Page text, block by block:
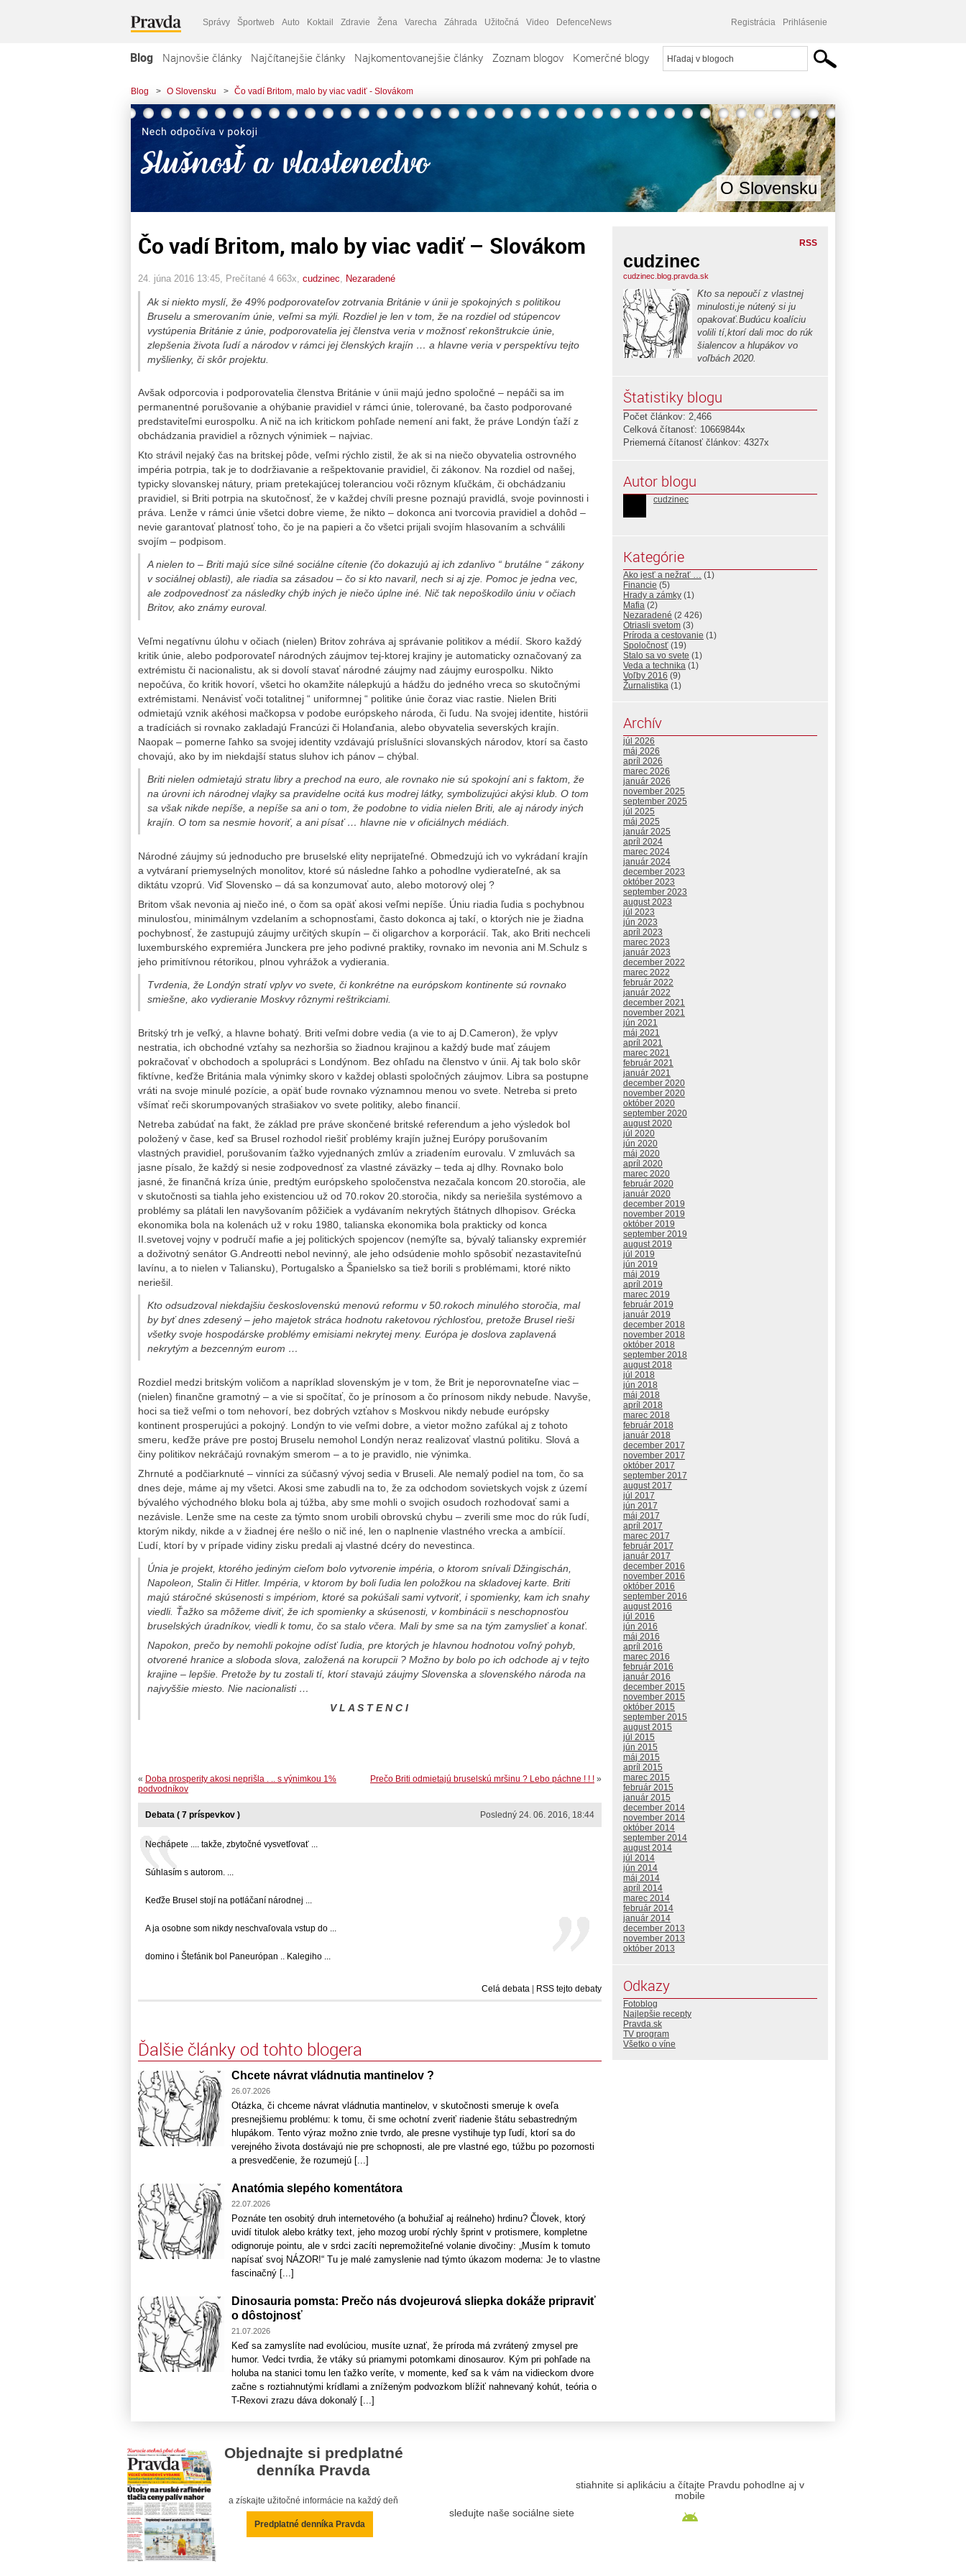
Správy Športweb Auto Koktail Zdravie Žena Varecha Záhrada Užitočná Video DefenceNews Registrácia Prihlásenie
Blog Najnovšie články Najčítanejšie články Najkomentovanejšie články Zoznam blogov Komerčné blogy
Blog > O Slovensku > Čo vadí Britom, malo by viac vadiť - Slovákom
O Slovensku
Čo vadí Britom, malo by viac vadiť – Slovákom
24. júna 2016 13:45 , Prečítané 4 663x, cudzinec Nezaradené
Ak si niekto myslí, že 49% podporovateľov zotrvania Británie v únii je spokojných s politikou
Bruselu a smerovaním únie, veľmi sa mýli. Rozdiel je len v tom, že na rozdiel od stúpencov
vystúpenia Británie z únie, podporovatelia jej členstva veria v možnosť rekonštrukcie únie,
zlepšenia života ľudí a národov v rámci jej členských krajín … a hlavne veria v perspektívu tejto
myšlienky, či skôr projektu.
Avšak odporcovia i podporovatelia členstva Británie v únii majú jedno spoločné – nepáči sa im
permanentné porušovanie a ohýbanie pravidiel v rámci únie, tolerované, ba často podporované
predstaviteľmi eurospolku. A nič na ich kritickom pohľade nemení ani fakt, že práve Londýn ťaží z
obchádzania pravidiel a rôznych výnimiek – najviac.
Kto strávil nejaký čas na britskej pôde, veľmi rýchlo zistil, že ak si na niečo obyvatelia ostrovného
impéria potrpia, tak je to dodržiavanie a rešpektovanie pravidiel, či zákonov. Na rozdiel od našej,
typicky slovanskej nátury, priam pretekajúcej toleranciou voči rôznym kľučkám, či obchádzaniu
pravidiel, si Briti potrpia na skutočnosť, že v každej chvíli presne poznajú pravidlá, svoje povinnosti i
práva. Lenže v rámci únie všetci dobre vieme, že nikto – dokonca ani tvorcovia pravidiel a dohôd –
nevie garantovať platnosť toho, čo je na papieri a čo všetci prijali svojím hlasovaním a schválili
svojím – podpisom.
A nielen to – Briti majú síce silné sociálne cítenie (čo dokazujú aj ich zdanlivo “ brutálne “ zákony
v sociálnej oblasti), ale riadia sa zásadou – čo si kto navaril, nech si aj zje. Pomoc je jedna vec,
ale zodpovednosť za následky chýb iných je niečo úplne iné. Nič tak nepoškodilo úniu v očiach
Britov, ako známy euroval.
Veľmi negatívnu úlohu v očiach (nielen) Britov zohráva aj správanie politikov a médií. Skoro každý
kritik únie, alebo podporovateľ národných záujmov tej-ktorej krajiny je automaticky označovaný za
extrémistu či nacionalistu, ak si dovolí stavať národné záujmy nad záujmy eurospolku. Nikto
nepočúva, čo kritik hovorí, všetci ho okamžite nálepkujú a hádžu do jedného vreca so skutočnými
extrémistami. Nenávisť voči totalitnej “ uniformnej “ politike únie čoraz viac rastie. Nielen Briti
odmietajú vznik akéhosi mačkopsa v podobe európskeho národa, či ľudu. Na svojej identite, histórii
a tradíciách si rovnako zakladajú Francúzi či Holanďania, alebo obyvatelia severských krajín.
Naopak – pomerne ľahko sa svojej identity vzdávajú príslušníci slovanských národov, ktorí sa často
chovajú, ako by im niekdajší status sluhov ich pánov – chýbal.
Briti nielen odmietajú stratu libry a prechod na euro, ale rovnako nie sú spokojní ani s faktom, že
na úrovni ich národnej vlajky sa pravidelne ocitá kus modrej látky, symbolizujúci akýsi klub. O tom
sa však nikde nepíše, a nepíše sa ani o tom, že podobne to vidia nielen Briti, ale aj národy iných
krajín. O tom sa nesmie hovoriť, a ani písať … hlavne nie v oficiálnych médiách.
Národné záujmy sú jednoducho pre bruselské elity neprijateľné. Obmedzujú ich vo vykrádaní krajín
a vytváraní priemyselných monolitov, ktoré sú následne ľahko a pohodlne vydierateľné, ak sa
diktátu vzoprú. Viď Slovensko – dá sa konzumovať auto, alebo motorový olej ?
Britom však nevonia aj niečo iné, o čom sa opäť akosi veľmi nepíše. Úniu riadia ľudia s pochybnou
minulosťou, minimálnym vzdelaním a schopnosťami, často dokonca aj takí, o ktorých nie je žiadna
pochybnosť, že zastupujú záujmy určitých skupín – či oligarchov a korporácií. Tak, ako Briti nechceli
luxemburského expremiéra Junckera pre jeho podivné praktiky, rovnako im nevonia ani M.Schulz s
jeho primitívnou rétorikou, plnou vyhrážok a vydierania.
Tvrdenia, že Londýn stratí vplyv vo svete, či konkrétne na európskom kontinente sú rovnako
smiešne, ako vydieranie Moskvy rôznymi reštrikciami.
Britský trh je veľký, a hlavne bohatý. Briti veľmi dobre vedia (a vie to aj D.Cameron), že vplyv
nestratia, ich obchodné vzťahy sa nezhoršia so žiadnou krajinou a každý bude mať záujem
pokračovať v obchodoch a spolupráci s Londýnom. Bez ohľadu na členstvo v únii. Aj tak bolo skôr
fiktívne, keďže Británia mala výnimky skoro v každej oblasti spoločných záujmov. Libra sa postupne
vráti na svoje minulé pozície, a opäť bude rovnako významnou menou vo svete. Netreba si preto
všímať reči skorumpovaných strašiakov vo svete politiky, alebo financií.
Netreba zabúdať na fakt, že základ pre práve skončené britské referendum a jeho výsledok bol
položený v čase, keď sa Brusel rozhodol riešiť problémy krajín južnej Európy porušovaním
vlastných pravidiel, porušovaním ťažko vyjednaných zmlúv a zriadením eurovalu. V zmluvách sa
jasne písalo, že každý si nesie zodpovednosť za vlastné záväzky – teda aj dlhy. Rovnako bolo
jasné, že finančná kríza únie, predtým európskeho spoločenstva nezačala koncom 20.storočia, ale
v skutočnosti sa tiahla jeho existenciou už od 70.rokov 20.storočia, nikdy sa neriešila systémovo a
problémy sa plátali len navyšovaním pôžičiek a vydávaním nekrytých štátnych dlhopisov. Grécka
ekonomika bola na kolenách už v roku 1980, talianska ekonomika bola prakticky od konca
II.svetovej vojny v područí mafie a jej politických spojencov (nemýľte sa, bývalý taliansky expremiér
a doživotný senátor G.Andreotti nebol nevinný, ale jeho odsúdenie mohlo spôsobiť nezastaviteľnú
lavínu, a to nielen v Taliansku), Portugalsko a Španielsko sa tiež borili s problémami, ktoré nikto
neriešil.
Kto odsudzoval niekdajšiu československú menovú reformu v 50.rokoch minulého storočia, mal
by byť dnes zdesený – jeho majetok stráca hodnotu raketovou rýchlosťou, pretože Brusel rieši
všetky svoje hospodárske problémy emisiami nekrytej meny. Európa je doslova zaplavená
nekrytým a bezcenným eurom …
Rozdiel medzi britským voličom a napríklad slovenským je v tom, že Brit je neporovnateľne viac –
(nielen) finančne gramotný – a vie si spočítať, čo je prínosom a čo prínosom nikdy nebude. Navyše,
hoci sa tiež veľmi o tom nehovorí, bez dobrých vzťahov s Moskvou nikdy nebude európsky
kontinent prosperujúci a pokojný. Londýn to vie veľmi dobre, a vietor možno zafúkal aj z tohoto
smeru, keďže práve pre postoj Bruselu nemohol Londýn neraz realizovať vlastnú politiku. Slová a
činy politikov nekráčajú rovnakým smerom – a to je pravidlo, nie výnimka.
Zhrnuté a podčiarknuté – vinníci za súčasný vývoj sedia v Bruseli. Ale nemalý podiel na tom, čo sa
dnes deje, máme aj my všetci. Akosi sme zabudli na to, že za odchodom sovietskych vojsk z území
bývalého východného bloku bola aj túžba, aby sme mohli o svojich osudoch rozhodovať sami a
nezávisle. Lenže sme na ceste za týmto snom urobili obrovskú chybu – zverili sme moc do rúk ľudí,
ktorým nikdy, nikde a v žiadnej ére nešlo o nič iné, len o naplnenie vlastného vrecka a ambícií.
Ľudí, ktorí by v prípade vidiny zisku predali aj vlastné dcéry do nevestinca.
Únia je projekt, ktorého jediným cieľom bolo vytvorenie impéria, o ktorom snívali Džingischán,
Napoleon, Stalin či Hitler. Impéria, v ktorom by boli ľudia len položkou na skladovej karte. Briti
majú stáročné skúsenosti s impériom, ktoré sa pokúšali sami vytvoriť, i spomienky, kam ich snahy
viedli. Ťažko sa môžeme diviť, že ich spomienky a skúsenosti, v kombinácii s neschopnosťou
bruselských úradníkov, viedli k tomu, čo sa stalo včera. Mali by sme sa na tým zamyslieť a konať.
Napokon, prečo by nemohli pokojne odísť ľudia, pre ktorých je hlavnou hodnotou voľný pohyb,
otvorené hranice a sloboda slova, založená na korupcii ? Možno by bolo po ich odchode aj v tejto
krajine – lepšie. Pretože by tu zostali tí, ktorí stavajú záujmy Slovenska a slovenského národa na
najvyššie miesto. Nie nacionalisti …
V L A S T E N C I
Prečo Briti odmietajú bruselskú mršinu ? Lebo páchne ! ! ! »
« Doba prosperity akosi neprišla . .. s výnimkou 1%
podvodníkov
Posledný 24. 06. 2016, 18:44
Debata ( 7 príspevkov )
Nechápete .... takže, zbytočné vysvetľovať ...
Súhlasím s autorom. ...
Keďže Brusel stojí na potláčaní národnej ...
A ja osobne som nikdy neschvaľovala vstup do ...
domino i Štefánik bol Paneurópan .. Kalegiho ...
Celá debata | RSS tejto debaty
Ďalšie články od tohto blogera
Chcete návrat vládnutia mantinelov ?
26.07.2026
Otázka, či chceme návrat vládnutia mantinelov, v skutočnosti smeruje k oveľa
presnejšiemu problému: k tomu, či sme ochotní zveriť riadenie štátu sebastredným
hlupákom. Tento výraz možno znie tvrdo, ale presne vystihuje typ ľudí, ktorí sa do
verejného života dostávajú nie pre schopnosti, ale pre vlastné ego, túžbu po pozornosti
a presvedčenie, že rozumejú [...]
Anatómia slepého komentátora
22.07.2026
Poznáte ten osobitý druh internetového (a bohužiaľ aj reálneho) hrdinu? Človek, ktorý
uvidí titulok alebo krátky text, jeho mozog urobí rýchly šprint v protismere, kompletne
odignoruje pointu, ale v srdci zacíti nepremožiteľné volanie divočiny: „Musím k tomuto
napísať svoj NÁZOR!“ Tu je malé zamyslenie nad týmto úkazom moderna: Je to vlastne
fascinačný [...]
Dinosauria pomsta: Prečo nás dvojeurová sliepka dokáže pripraviť
o dôstojnosť
21.07.2026
Keď sa zamyslíte nad evolúciou, musíte uznať, že príroda má zvrátený zmysel pre
humor. Vedci tvrdia, že vtáky sú priamymi potomkami dinosaurov. Kým pri pohľade na
holuba na stanici tomu len ťažko veríte, v momente, keď sa k vám na vidieckom dvore
začne s roztiahnutými krídlami a zníženým podvozkom blížiť nahnevaný kohút, teória o
T-Rexovi zrazu dáva dokonalý [...]
RSS
cudzinec
cudzinec.blog.pravda.sk
Kto sa nepoučí z vlastnej
minulosti,je nútený si ju
opakovať.Budúcu koalíciu
volili tí,ktorí dali moc do rúk
šialencov a hlupákov vo
voľbách 2020.
Štatistiky blogu
Počet článkov: 2,466
Celková čítanosť: 10669844x
Priemerná čítanosť článkov: 4327x
Autor blogu
cudzinec
Kategórie
Ako jesť a nežrať … (1)
Financie (5)
Hrady a zámky (1)
Mafia (2)
Nezaradené (2 426)
Otriasli svetom (3)
Príroda a cestovanie (1)
Spoločnosť (19)
Stalo sa vo svete (1)
Veda a technika (1)
Voľby 2016 (9)
Žurnalistika (1)
Archív
júl 2026
máj 2026
apríl 2026
marec 2026
január 2026
november 2025
september 2025
júl 2025
máj 2025
január 2025
apríl 2024
marec 2024
január 2024
december 2023
október 2023
september 2023
august 2023
júl 2023
jún 2023
apríl 2023
marec 2023
január 2023
december 2022
marec 2022
február 2022
január 2022
december 2021
november 2021
jún 2021
máj 2021
apríl 2021
marec 2021
február 2021
január 2021
december 2020
november 2020
október 2020
september 2020
august 2020
júl 2020
jún 2020
máj 2020
apríl 2020
marec 2020
február 2020
január 2020
december 2019
november 2019
október 2019
september 2019
august 2019
júl 2019
jún 2019
máj 2019
apríl 2019
marec 2019
február 2019
január 2019
december 2018
november 2018
október 2018
september 2018
august 2018
júl 2018
jún 2018
máj 2018
apríl 2018
marec 2018
február 2018
január 2018
december 2017
november 2017
október 2017
september 2017
august 2017
júl 2017
jún 2017
máj 2017
apríl 2017
marec 2017
február 2017
január 2017
december 2016
november 2016
október 2016
september 2016
august 2016
júl 2016
jún 2016
máj 2016
apríl 2016
marec 2016
február 2016
január 2016
december 2015
november 2015
október 2015
september 2015
august 2015
júl 2015
jún 2015
máj 2015
apríl 2015
marec 2015
február 2015
január 2015
december 2014
november 2014
október 2014
september 2014
august 2014
júl 2014
jún 2014
máj 2014
apríl 2014
marec 2014
február 2014
január 2014
december 2013
november 2013
október 2013
Odkazy
Fotoblog
Najlepšie recepty
Pravda.sk
TV program
Všetko o víne
Objednajte si predplatné
denníka Pravda
a získajte užitočné informácie na každý deň
Predplatné denníka Pravda
sledujte naše sociálne siete
stiahnite si aplikáciu a čítajte Pravdu pohodlne aj v
mobile